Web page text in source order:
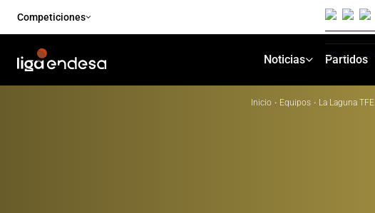
Competiciones
Noticias Partidos
Inicio · Equipos · La Laguna TFE